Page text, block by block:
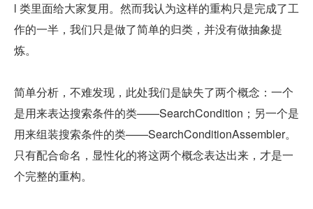
l 类里面给大家复用。然而我认为这样的重构只是完成了工
作的一半，我们只是做了简单的归类，并没有做抽象提
炼。
简单分析，不难发现，此处我们是缺失了两个概念：一个
是用来表达搜索条件的类——SearchCondition；另一个是
用来组装搜索条件的类——SearchConditionAssembler。
只有配合命名，显性化的将这两个概念表达出来，才是一
个完整的重构。